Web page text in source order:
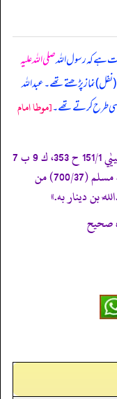
ہے کہ رسول اللہصلی اللہ علیہ
نماز پڑھتے تھے۔ عبداللہ
اسی طرح کرتے تھے۔[موطا امام
«278- الموطأ (رواية يحييٰي بن يحييٰي 151/1 ح 353، ك 9 ب 7
ح 26) التمهيد 71/17، الاستذكار: 323، و أخرجه مسلم (700/37) من
صحيح